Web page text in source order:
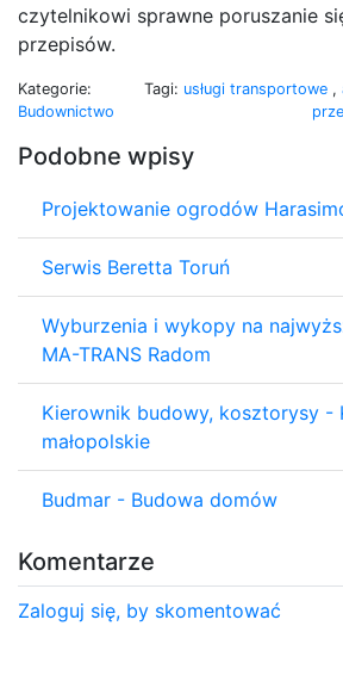
czytelnikowi sprawne poruszanie
przepisów.
Kategorie:
Budownictwo
Tagi: usługi transportowe ,
Podobne wpisy
Projektowanie ogrodów
Serwis Beretta Toruń
Wyburzenia i wykopy na
MA-TRANS Radom
Kierownik budowy, kosztorysy -
małopolskie
Budmar - Budowa domów
Komentarze
Zaloguj się, by skomentować